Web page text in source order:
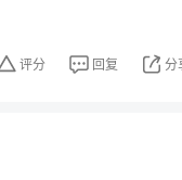
评分 回复 分